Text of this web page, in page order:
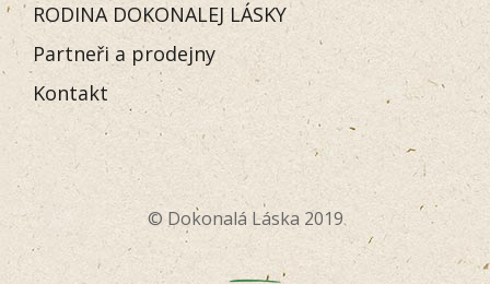
RODINA DOKONALEJ LÁSKY
Partneři a prodejny
Kontakt
© Dokonalá Láska 2019